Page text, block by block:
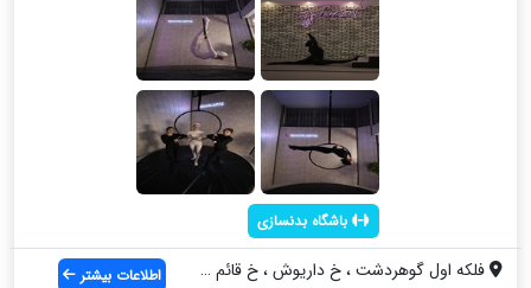
باشگاه بدنسازی
فلکه اول گوهردشت ، خ داریوش ، خ قائم ۳ ،... اطلاعات بیشتر